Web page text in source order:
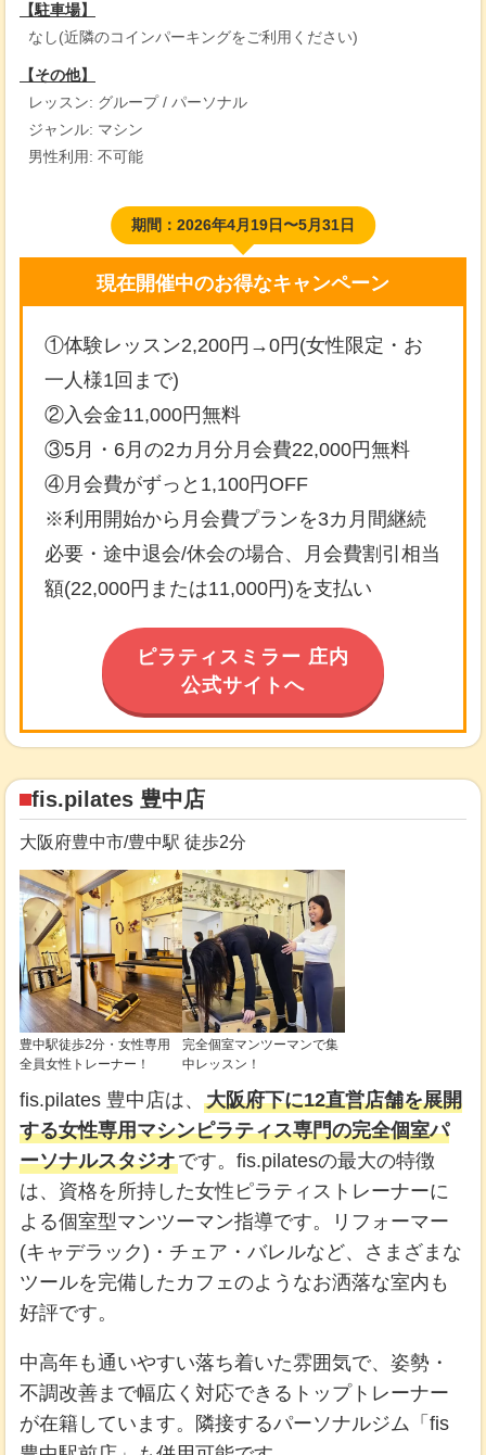
【駐車場】
なし(近隣のコインパーキングをご利用ください)
【その他】
レッスン: グループ / パーソナル
ジャンル: マシン
男性利用: 不可能
期間：2026年4月19日〜5月31日
現在開催中のお得なキャンペーン
①体験レッスン2,200円→0円(女性限定・お
一人様1回まで)
②入会金11,000円無料
③5月・6月の2カ月分月会費22,000円無料
④月会費がずっと1,100円OFF
※利用開始から月会費プランを3カ月間継続
必要・途中退会/休会の場合、月会費割引相当
額(22,000円または11,000円)を支払い
ピラティスミラー 庄内
公式サイトへ
fis.pilates 豊中店
大阪府豊中市/豊中駅 徒歩2分
豊中駅徒歩2分・女性専用
全員女性トレーナー！
完全個室マンツーマンで集
中レッスン！
fis.pilates 豊中店は、 大阪府下に12直営店舗を展開
する女性専用マシンピラティス専門の完全個室パ
ーソナルスタジオです。fis.pilatesの最大の特徴
は、資格を所持した女性ピラティストレーナーに
よる個室型マンツーマン指導です。リフォーマー
(キャデラック)・チェア・バレルなど、さまざまな
ツールを完備したカフェのようなお洒落な室内も
好評です。
中高年も通いやすい落ち着いた雰囲気で、姿勢・
不調改善まで幅広く対応できるトップトレーナー
が在籍しています。隣接するパーソナルジム「fis